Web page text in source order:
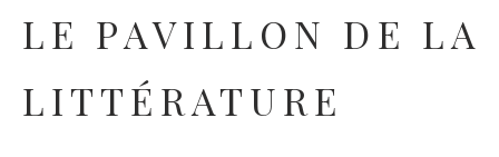
contenu
LE PAVILLON DE LA
LITTÉRATURE